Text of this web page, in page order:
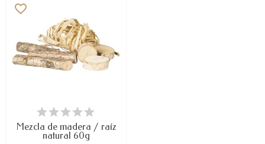
DISPONIBLE
favorite_border
Mezcla de madera / raíz
natural 60g